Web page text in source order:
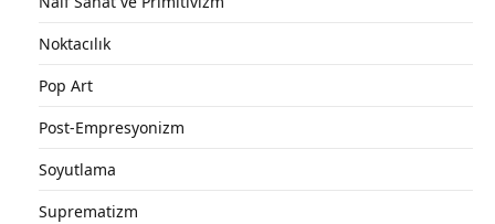
Noktacılık
Pop Art
Post-Empresyonizm
Soyutlama
Suprematizm